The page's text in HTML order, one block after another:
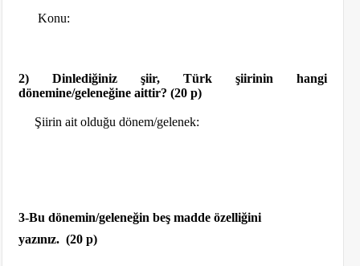
Konu:
2) Dinlediğiniz şiir, Türk şiirinin hangi
dönemine/geleneğine aittir? (20 p)
Şiirin ait olduğu dönem/gelenek:
3-Bu dönemin/geleneğin beş madde özelliğini
yazınız. (20 p)